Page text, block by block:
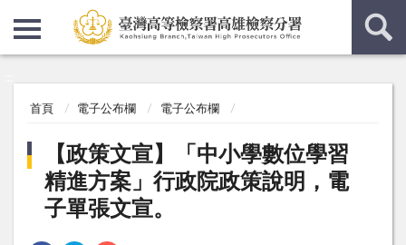
首頁 電子公布欄 電子公布欄
【政策文宣】「中小學數位學習
精進方案」行政院政策說明，電
子單張文宣。